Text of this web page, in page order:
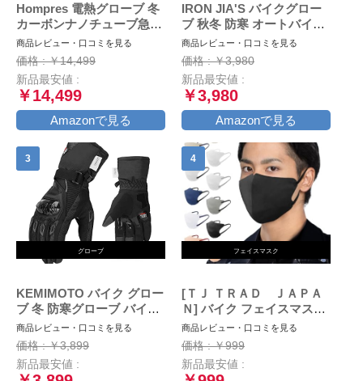
Hompres 電熱グローブ 冬
カーボンナノチューブ急速
発熱 バイク グローブ 大容
量バッテリー付 シガーソケ
ット給電 バッテリー残量表
示 4段階温度調節 スマホ対
応 防寒防風 撥水加工 通勤
通学 作業 男女兼用L
商品レビュー・口コミを見る
価格 : ￥14,499
新品最安値 :
￥14,499
Amazonで見る
IRON JIA'S バイクグロー
ブ 秋冬 防寒 オートバイ手
袋 冬用 スマホ対応 防水 防
風 保護手袋 裏起毛 滑り止
め ブラック M
商品レビュー・口コミを見る
価格 : ￥3,980
新品最安値 :
￥3,980
Amazonで見る
グローブ
KEMIMOTO バイク グロー
ブ 冬 防寒グローブ バイク
冬用グローブ オートバイグ
ローブ 春/秋/冬 スマホ対応
裏起毛 防風 風止め クッシ
ョン付き 滑り止め ブラッ
商品レビュー・口コミを見る
価格 : ￥3,899
新品最安値 :
フェイスマスク
[ＴＪ ＴＲＡＤ ＪＡＰＡ
Ｎ] バイク フェイスマスク
大きめ マスク 日本製 不織
布 (大きめ30枚個包装, ブラ
ック×ブラック)
商品レビュー・口コミを見る
価格 : ￥999
新品最安値 :